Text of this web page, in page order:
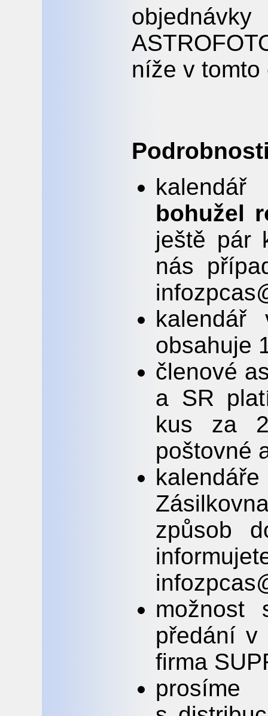
níže v tomto
bohužel
ještě pár
nás
kalendář
obsahuje
členové
a SR
kus za
poštovné
způsob
možnost
předání v
firma